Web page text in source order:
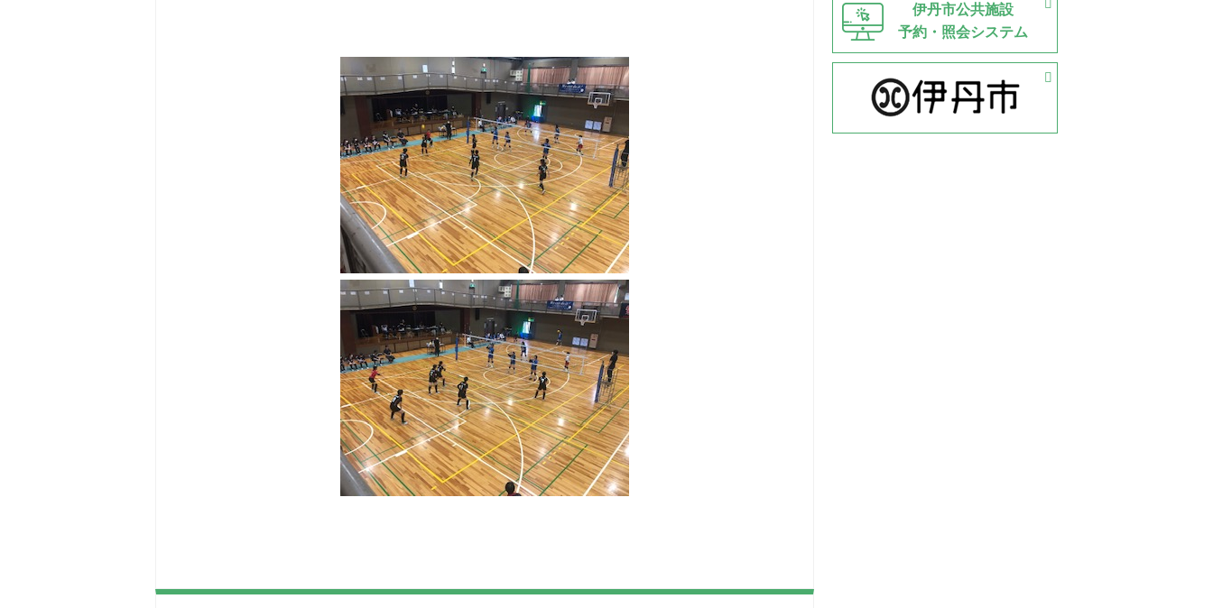
伊丹市公共施設
予約・照会システム